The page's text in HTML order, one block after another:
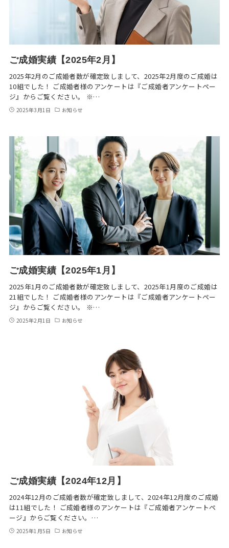
ご成婚実績【2025年2月】
2025年2月のご成婚者数が確定致しまして、2025年2月度のご成婚は
10組でした！ ご成婚者様のアンケートは『ご成婚者アンケートペー
ジ』からご覧ください。 ※…
2025年3月1日 お知らせ
ご成婚実績【2025年1月】
2025年1月のご成婚者数が確定致しまして、2025年1月度のご成婚は
21組でした！ ご成婚者様のアンケートは『ご成婚者アンケートペー
ジ』からご覧ください。 ※…
2025年2月1日 お知らせ
ご成婚実績【2024年12月】
2024年12月のご成婚者数が確定致しまして、2024年12月度のご成婚
は11組でした！ ご成婚者様のアンケートは『ご成婚者アンケートペ
ージ』からご覧ください。…
2025年1月5日 お知らせ